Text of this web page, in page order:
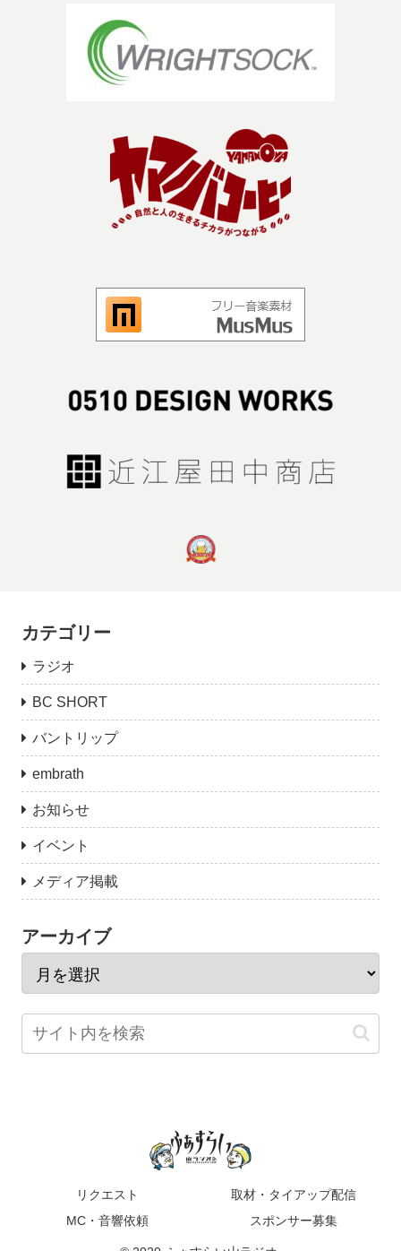
カテゴリー
ラジオ
BC SHORT
バントリップ
embrath
お知らせ
イベント
メディア掲載
アーカイブ
リクエスト
取材・タイアップ配信
MC・音響依頼
スポンサー募集